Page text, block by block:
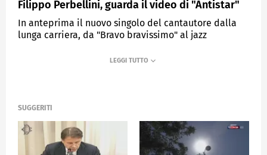
Filippo Perbellini, guarda il video di "Antistar"
In anteprima il nuovo singolo del cantautore dalla
lunga carriera, da "Bravo bravissimo" al jazz
TGCOM24
SUGGERITI